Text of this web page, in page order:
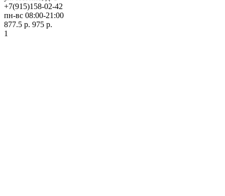
+7(915)158-02-42
пн-вс 08:00-21:00
877.5 р. 975 р.
1